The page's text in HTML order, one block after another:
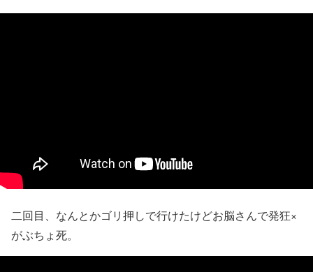
二回目、なんとかゴリ押しで行けたけどお脳さんで発狂×
がぶちょ死。